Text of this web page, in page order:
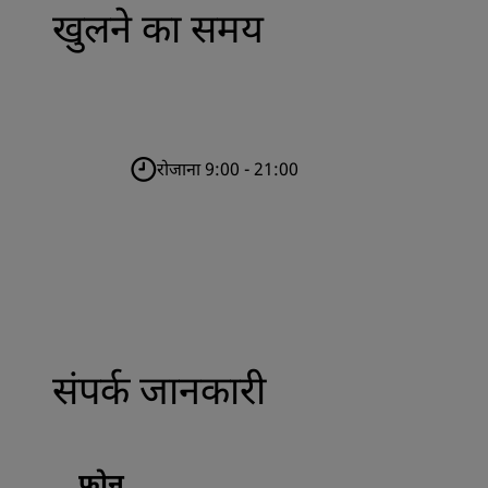
खुलने का समय
रोजाना 9:00 - 21:00
संपर्क जानकारी